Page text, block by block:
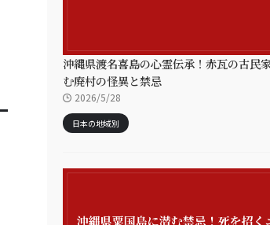
沖縄県渡名喜島の心霊伝承！赤瓦の古民
む廃村の怪異と禁忌
2026/5/28
日本の地域別